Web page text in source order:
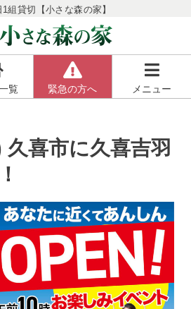
組貸切【小さな森の家】
覧 緊急の方へ メニュー
久喜市に久喜吉羽